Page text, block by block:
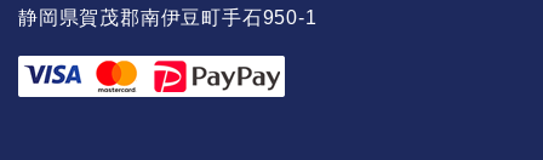
静岡県賀茂郡南伊豆町手石950-1